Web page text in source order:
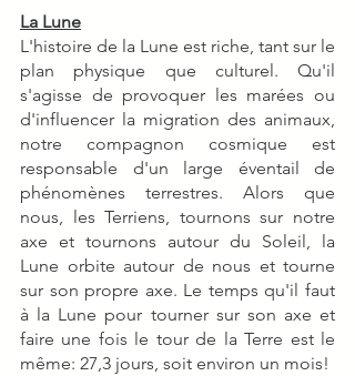
La Lune
L'histoire de la Lune est riche, tant sur le
plan physique que culturel. Qu'il
s'agisse de provoquer les marées ou
d'influencer la migration des animaux,
notre compagnon cosmique est
responsable d'un large éventail de
phénomènes terrestres. Alors que
nous, les Terriens, tournons sur notre
axe et tournons autour du Soleil, la
Lune orbite autour de nous et tourne
sur son propre axe. Le temps qu'il faut
à la Lune pour tourner sur son axe et
faire une fois le tour de la Terre est le
même: 27,3 jours, soit environ un mois!